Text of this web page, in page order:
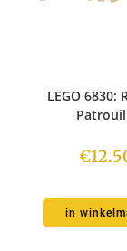
LEGO 6830:
€
in